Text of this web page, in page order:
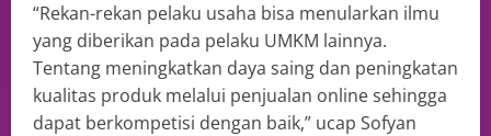
“Rekan-rekan pelaku usaha bisa menularkan ilmu
yang diberikan pada pelaku UMKM lainnya.
Tentang meningkatkan daya saing dan peningkatan
kualitas produk melalui penjualan online sehingga
dapat berkompetisi dengan baik,” ucap Sofyan